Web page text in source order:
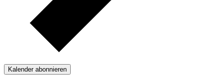
Kalender abonnieren